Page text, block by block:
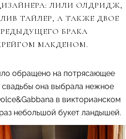
ЛИЛИ ОЛДРИДЖ,
ТАЙЛЕР, А ТАКЖЕ ДВОЕ
БРАКА
МАКДЕНОМ.
обращено на потрясающее
свадьбы она выбрала нежное
в викторианском
небольшой букет ландышей.